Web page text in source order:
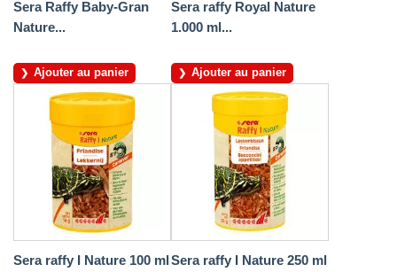
Sera Raffy Baby-Gran
Nature...
Ajouter au panier
Sera raffy Royal Nature
1.000 ml...
Ajouter au panier
Sera raffy I Nature 100 mlSera raffy I Nature 250 ml